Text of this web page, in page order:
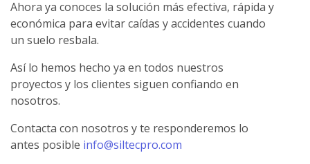
Ahora ya conoces la solución más efectiva, rápida y
económica para evitar caídas y accidentes cuando
un suelo resbala.
Así lo hemos hecho ya en todos nuestros
proyectos y los clientes siguen confiando en
nosotros.
Contacta con nosotros y te responderemos lo
antes posible info@siltecpro.com